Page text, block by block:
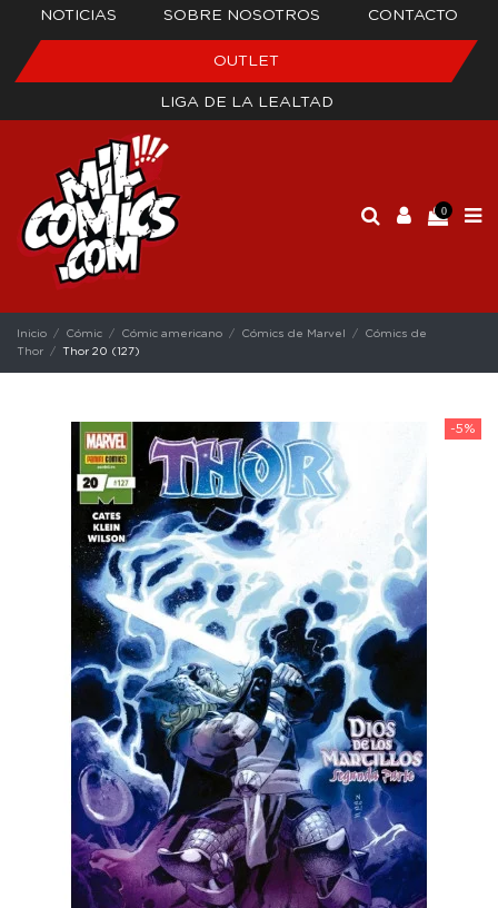
NOTICIAS SOBRE NOSOTROS CONTACTO
OUTLET
LIGA DE LA LEALTAD
0
Inicio Cómic Cómic americano Cómics de Marvel
Cómics de
Thor
Thor 20 (127)
-5%